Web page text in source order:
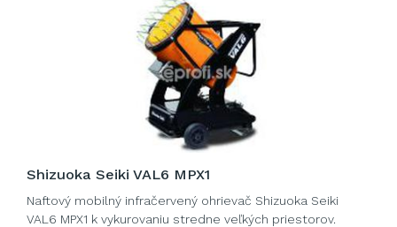
Shizuoka Seiki VAL6 MPX1
Naftový mobilný infračervený ohrievač Shizuoka Seiki
VAL6 MPX1 k vykurovaniu stredne veľkých priestorov.